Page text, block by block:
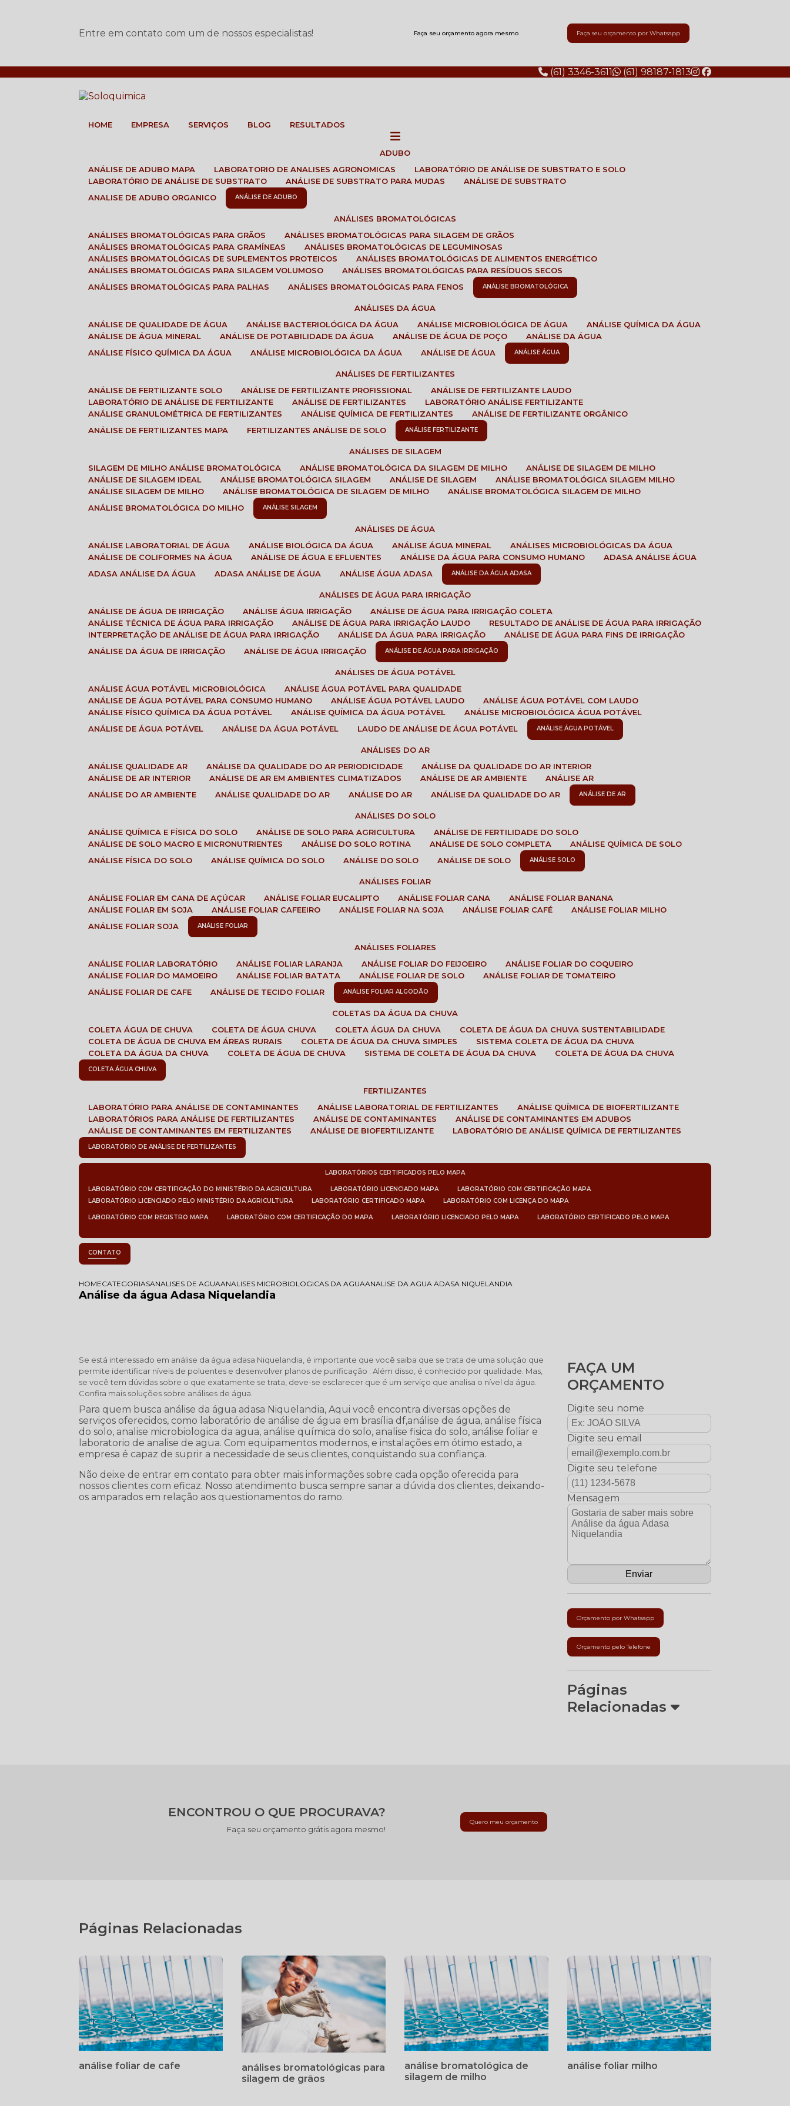
Entre em contato com um de nossos especialistas! Faça seu orçamento agora mesmo Faça seu orçamento por Whatsapp
(61) 3346-3611 (61) 98187-1813
HOME EMPRESA SERVIÇOS BLOG RESULTADOS
ADUBO
ANÁLISE DE ADUBO MAPA
LABORATORIO DE ANALISES AGRONOMICAS
LABORATÓRIO DE ANÁLISE DE SUBSTRATO E SOLO
LABORATÓRIO DE ANÁLISE DE SUBSTRATO
ANÁLISE DE SUBSTRATO PARA MUDAS
ANÁLISE DE SUBSTRATO
ANALISE DE ADUBO ORGANICO
ANÁLISE DE ADUBO
ANÁLISES BROMATOLÓGICAS
ANÁLISES BROMATOLÓGICAS PARA GRÃOS
ANÁLISES BROMATOLÓGICAS PARA SILAGEM DE GRÃOS
ANÁLISES BROMATOLÓGICAS PARA GRAMÍNEAS
ANÁLISES BROMATOLÓGICAS DE LEGUMINOSAS
ANÁLISES BROMATOLÓGICAS DE SUPLEMENTOS PROTEICOS
ANÁLISES BROMATOLÓGICAS DE ALIMENTOS ENERGÉTICO
ANÁLISES BROMATOLÓGICAS PARA SILAGEM VOLUMOSO
ANÁLISES BROMATOLÓGICAS PARA RESÍDUOS SECOS
ANÁLISES BROMATOLÓGICAS PARA PALHAS
ANÁLISES BROMATOLÓGICAS PARA FENOS ANÁLISE BROMATOLÓGICA
ANÁLISES DA ÁGUA
ANÁLISE DE QUALIDADE DE ÁGUA
ANÁLISE BACTERIOLÓGICA DA ÁGUA ANÁLISE MICROBIOLÓGICA DE ÁGUA
ANÁLISE QUÍMICA DA ÁGUA
ANÁLISE DE ÁGUA MINERAL
ANÁLISE DE POTABILIDADE DA ÁGUA ANÁLISE DE ÁGUA DE POÇO
ANÁLISE DA ÁGUA
ANÁLISE FÍSICO QUÍMICA DA ÁGUA
ANÁLISE MICROBIOLÓGICA DA ÁGUA ANÁLISE DE ÁGUA ANÁLISE ÁGUA
ANÁLISES DE FERTILIZANTES
ANÁLISE DE FERTILIZANTE SOLO
ANÁLISE DE FERTILIZANTE PROFISSIONAL
ANÁLISE DE FERTILIZANTE LAUDO
LABORATÓRIO DE ANÁLISE DE FERTILIZANTE
ANÁLISE DE FERTILIZANTES
LABORATÓRIO ANÁLISE FERTILIZANTE
ANÁLISE GRANULOMÉTRICA DE FERTILIZANTES
ANÁLISE QUÍMICA DE FERTILIZANTES
ANÁLISE DE FERTILIZANTE ORGÂNICO
ANÁLISE DE FERTILIZANTES MAPA
FERTILIZANTES ANÁLISE DE SOLO ANÁLISE FERTILIZANTE
ANÁLISES DE SILAGEM
SILAGEM DE MILHO ANÁLISE BROMATOLÓGICA
ANÁLISE BROMATOLÓGICA DA SILAGEM DE MILHO
ANÁLISE DE SILAGEM DE MILHO
ANÁLISE DE SILAGEM IDEAL
ANÁLISE BROMATOLÓGICA SILAGEM ANÁLISE DE SILAGEM
ANÁLISE BROMATOLÓGICA SILAGEM MILHO
ANÁLISE SILAGEM DE MILHO
ANÁLISE BROMATOLÓGICA DE SILAGEM DE MILHO
ANÁLISE BROMATOLÓGICA SILAGEM DE MILHO
ANÁLISE BROMATOLÓGICA DO MILHO
ANÁLISE SILAGEM
ANÁLISES DE ÁGUA
ANÁLISE LABORATORIAL DE ÁGUA
ANÁLISE BIOLÓGICA DA ÁGUA ANÁLISE ÁGUA MINERAL
ANÁLISES MICROBIOLÓGICAS DA ÁGUA
ANÁLISE DE COLIFORMES NA ÁGUA
ANÁLISE DE ÁGUA E EFLUENTES ANÁLISE DA ÁGUA PARA CONSUMO HUMANO
ADASA ANÁLISE ÁGUA
ADASA ANÁLISE DA ÁGUA
ADASA ANÁLISE DE ÁGUA ANÁLISE ÁGUA ADASA ANÁLISE DA ÁGUA ADASA
ANÁLISES DE ÁGUA PARA IRRIGAÇÃO
ANÁLISE DE ÁGUA DE IRRIGAÇÃO
ANÁLISE ÁGUA IRRIGAÇÃO
ANÁLISE DE ÁGUA PARA IRRIGAÇÃO COLETA
ANÁLISE TÉCNICA DE ÁGUA PARA IRRIGAÇÃO
ANÁLISE DE ÁGUA PARA IRRIGAÇÃO LAUDO
RESULTADO DE ANÁLISE DE ÁGUA PARA IRRIGAÇÃO
INTERPRETAÇÃO DE ANÁLISE DE ÁGUA PARA IRRIGAÇÃO
ANÁLISE DA ÁGUA PARA IRRIGAÇÃO
ANÁLISE DE ÁGUA PARA FINS DE IRRIGAÇÃO
ANÁLISE DA ÁGUA DE IRRIGAÇÃO
ANÁLISE DE ÁGUA IRRIGAÇÃO ANÁLISE DE ÁGUA PARA IRRIGAÇÃO
ANÁLISES DE ÁGUA POTÁVEL
ANÁLISE ÁGUA POTÁVEL MICROBIOLÓGICA
ANÁLISE ÁGUA POTÁVEL PARA QUALIDADE
ANÁLISE DE ÁGUA POTÁVEL PARA CONSUMO HUMANO
ANÁLISE ÁGUA POTÁVEL LAUDO
ANÁLISE ÁGUA POTÁVEL COM LAUDO
ANÁLISE FÍSICO QUÍMICA DA ÁGUA POTÁVEL
ANÁLISE QUÍMICA DA ÁGUA POTÁVEL
ANÁLISE MICROBIOLÓGICA ÁGUA POTÁVEL
ANÁLISE DE ÁGUA POTÁVEL
ANÁLISE DA ÁGUA POTÁVEL LAUDO DE ANÁLISE DE ÁGUA POTÁVEL ANÁLISE ÁGUA POTÁVEL
ANÁLISES DO AR
ANÁLISE QUALIDADE AR
ANÁLISE DA QUALIDADE DO AR PERIODICIDADE
ANÁLISE DA QUALIDADE DO AR INTERIOR
ANÁLISE DE AR INTERIOR
ANÁLISE DE AR EM AMBIENTES CLIMATIZADOS ANÁLISE DE AR AMBIENTE
ANÁLISE AR
ANÁLISE DO AR AMBIENTE
ANÁLISE QUALIDADE DO AR ANÁLISE DO AR ANÁLISE DA QUALIDADE DO AR ANÁLISE DE AR
ANÁLISES DO SOLO
ANÁLISE QUÍMICA E FÍSICA DO SOLO
ANÁLISE DE SOLO PARA AGRICULTURA
ANÁLISE DE FERTILIDADE DO SOLO
ANÁLISE DE SOLO MACRO E MICRONUTRIENTES
ANÁLISE DO SOLO ROTINA ANÁLISE DE SOLO COMPLETA
ANÁLISE QUÍMICA DE SOLO
ANÁLISE FÍSICA DO SOLO
ANÁLISE QUÍMICA DO SOLO ANÁLISE DO SOLO ANÁLISE DE SOLO ANÁLISE SOLO
ANÁLISES FOLIAR
ANÁLISE FOLIAR EM CANA DE AÇÚCAR
ANÁLISE FOLIAR EUCALIPTO ANÁLISE FOLIAR CANA
ANÁLISE FOLIAR BANANA
ANÁLISE FOLIAR EM SOJA
ANÁLISE FOLIAR CAFEEIRO ANÁLISE FOLIAR NA SOJA ANÁLISE FOLIAR CAFÉ
ANÁLISE FOLIAR MILHO
ANÁLISE FOLIAR SOJA
ANÁLISE FOLIAR
ANÁLISES FOLIARES
ANÁLISE FOLIAR LABORATÓRIO
ANÁLISE FOLIAR LARANJA ANÁLISE FOLIAR DO FEIJOEIRO
ANÁLISE FOLIAR DO COQUEIRO
ANÁLISE FOLIAR DO MAMOEIRO
ANÁLISE FOLIAR BATATA ANÁLISE FOLIAR DE SOLO
ANÁLISE FOLIAR DE TOMATEIRO
ANÁLISE FOLIAR DE CAFE
ANÁLISE DE TECIDO FOLIAR ANÁLISE FOLIAR ALGODÃO
COLETAS DA ÁGUA DA CHUVA
COLETA ÁGUA DE CHUVA
COLETA DE ÁGUA CHUVA COLETA ÁGUA DA CHUVA
COLETA DE ÁGUA DA CHUVA SUSTENTABILIDADE
COLETA DE ÁGUA DE CHUVA EM ÁREAS RURAIS
COLETA DE ÁGUA DA CHUVA SIMPLES
SISTEMA COLETA DE ÁGUA DA CHUVA
COLETA DA ÁGUA DA CHUVA
COLETA DE ÁGUA DE CHUVA SISTEMA DE COLETA DE ÁGUA DA CHUVA COLETA DE ÁGUA DA CHUVA
COLETA ÁGUA CHUVA
FERTILIZANTES
LABORATÓRIO PARA ANÁLISE DE CONTAMINANTES
ANÁLISE LABORATORIAL DE FERTILIZANTES
ANÁLISE QUÍMICA DE BIOFERTILIZANTE
LABORATÓRIOS PARA ANÁLISE DE FERTILIZANTES
ANÁLISE DE CONTAMINANTES
ANÁLISE DE CONTAMINANTES EM ADUBOS
ANÁLISE DE CONTAMINANTES EM FERTILIZANTES
ANÁLISE DE BIOFERTILIZANTE LABORATÓRIO DE ANÁLISE QUÍMICA DE FERTILIZANTES
LABORATÓRIO DE ANÁLISE DE FERTILIZANTES
LABORATÓRIOS CERTIFICADOS PELO MAPA
LABORATÓRIO COM CERTIFICAÇÃO DO MINISTÉRIO DA AGRICULTURA LABORATÓRIO LICENCIADO MAPA
LABORATÓRIO COM CERTIFICAÇÃO MAPA
LABORATÓRIO LICENCIADO PELO MINISTÉRIO DA AGRICULTURA
LABORATÓRIO CERTIFICADO MAPA LABORATÓRIO COM LICENÇA DO MAPA
LABORATÓRIO COM REGISTRO MAPA LABORATÓRIO COM CERTIFICAÇÃO DO MAPA LABORATÓRIO LICENCIADO PELO MAPA LABORATÓRIO CERTIFICADO PELO MAPA
CONTATO
HOMECATEGORIASANALISES DE AGUAANALISES MICROBIOLOGICAS DA AGUAANALISE DA AGUA ADASA NIQUELANDIA
Análise da água Adasa Niquelandia
Se está interessado em análise da água adasa Niquelandia, é importante que você saiba que se trata de uma solução que
permite identificar níveis de poluentes e desenvolver planos de purificação . Além disso, é conhecido por qualidade. Mas,
se você tem dúvidas sobre o que exatamente se trata, deve-se esclarecer que é um serviço que analisa o nível da água.
Confira mais soluções sobre análises de água.
Para quem busca análise da água adasa Niquelandia, Aqui você encontra diversas opções de
serviços oferecidos, como laboratório de análise de água em brasília df,análise de água, análise física
do solo, analise microbiologica da agua, análise química do solo, analise fisica do solo, análise foliar e
laboratorio de analise de agua. Com equipamentos modernos, e instalações em ótimo estado, a
empresa é capaz de suprir a necessidade de seus clientes, conquistando sua confiança.
Não deixe de entrar em contato para obter mais informações sobre cada opção oferecida para
nossos clientes com eficaz. Nosso atendimento busca sempre sanar a dúvida dos clientes, deixando-
os amparados em relação aos questionamentos do ramo.
FAÇA UM
ORÇAMENTO
Digite seu nome
Digite seu email
Digite seu telefone
Mensagem
Orçamento por Whatsapp
Orçamento pelo Telefone
Páginas
Relacionadas
ENCONTROU O QUE PROCURAVA?
Faça seu orçamento grátis agora mesmo!
Quero meu orçamento
Páginas Relacionadas
análise foliar de cafe
análises bromatológicas para
silagem de grãos
análise bromatológica de
silagem de milho
análise foliar milho